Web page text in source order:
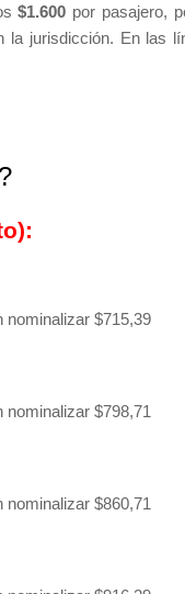
$1.600 por pasajero,
jurisdicción. En las
nominalizar $715,39
nominalizar $798,71
nominalizar $860,71